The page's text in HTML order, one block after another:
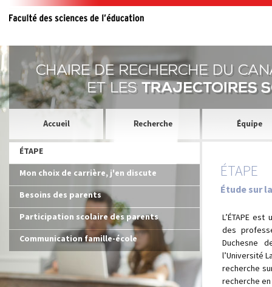
ÉTAPE
Mon choix de carrière, j'en discute
Besoins des parents
Participation scolaire des parents
Communication famille-école
ÉTAPE
Étude sur
L’ÉTAPE
des
Duchesne
l’Université
recherche
recherche en